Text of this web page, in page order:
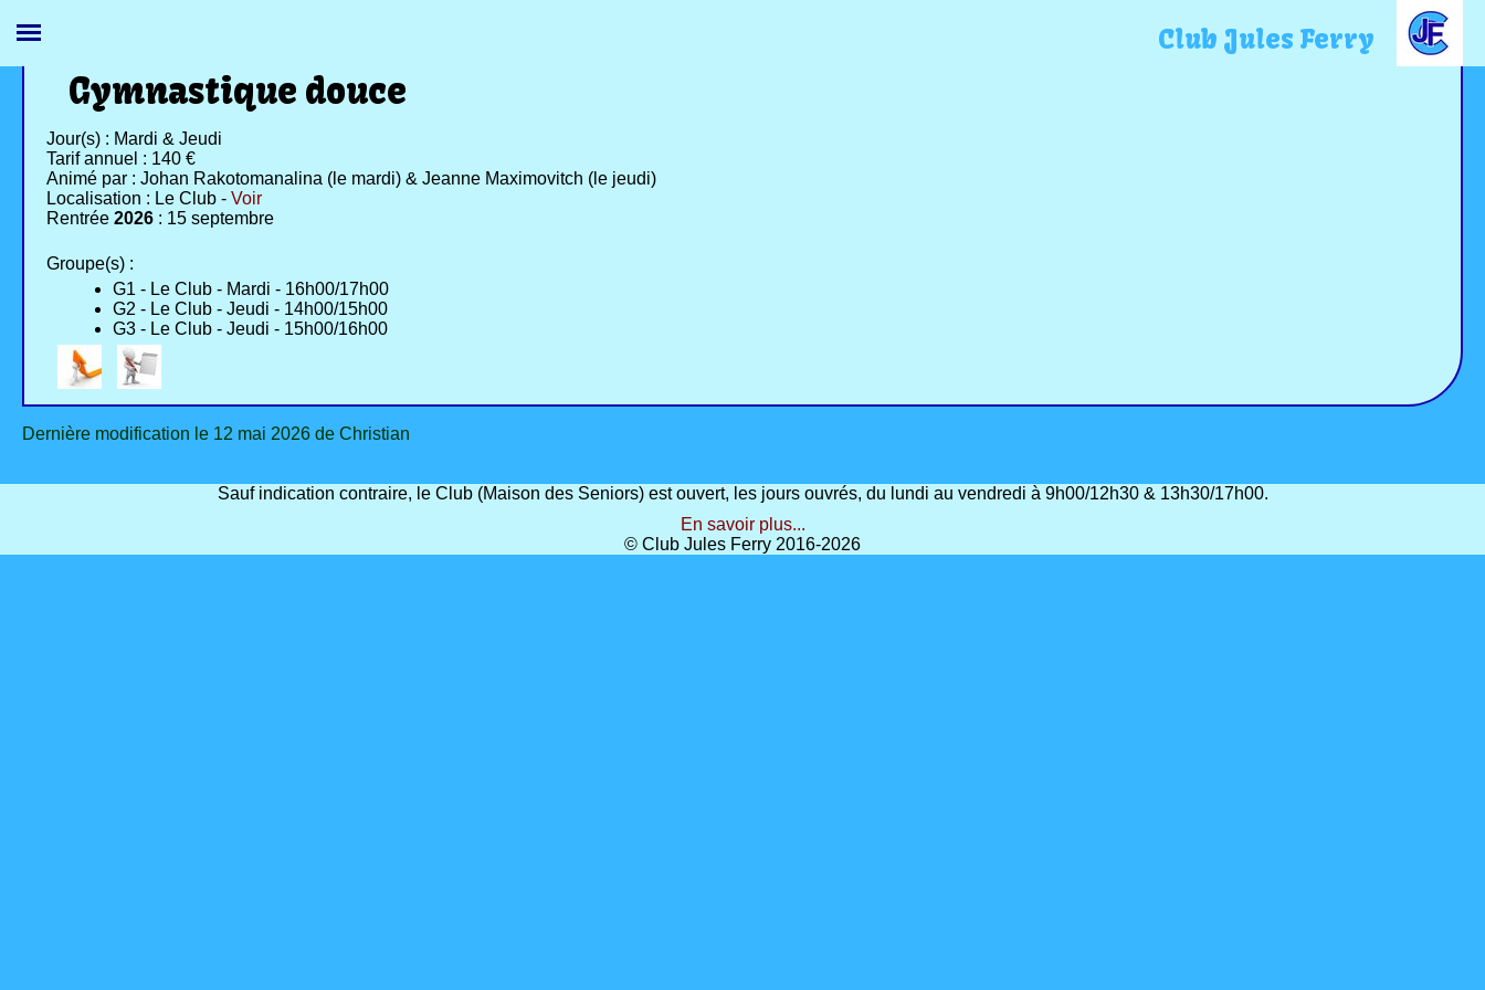
Club Jules Ferry
Gymnastique douce
Jour(s) : Mardi & Jeudi
Tarif annuel : 140 €
Animé par : Johan Rakotomanalina (le mardi) & Jeanne Maximovitch (le jeudi)
Localisation : Le Club - Voir
Rentrée 2026 : 15 septembre
Groupe(s) :
G1 - Le Club - Mardi - 16h00/17h00
G2 - Le Club - Jeudi - 14h00/15h00
G3 - Le Club - Jeudi - 15h00/16h00
Dernière modification le 12 mai 2026 de Christian
Sauf indication contraire, le Club (Maison des Seniors) est ouvert, les jours ouvrés, du lundi au vendredi à 9h00/12h30 & 13h30/17h00.
En savoir plus...
© Club Jules Ferry 2016-2026